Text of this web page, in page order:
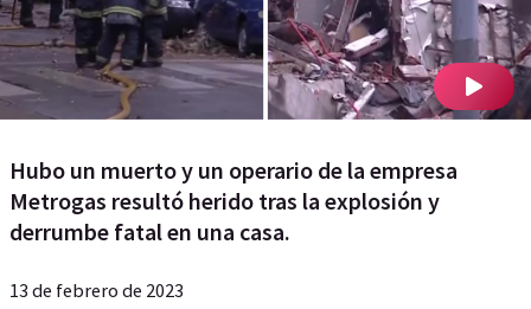
Hubo un muerto y un operario de la empresa
Metrogas resultó herido tras la explosión y
derrumbe fatal en una casa.
13 de febrero de 2023